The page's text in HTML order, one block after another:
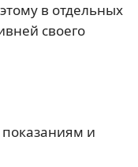
в отдельных
своего
показаниям и